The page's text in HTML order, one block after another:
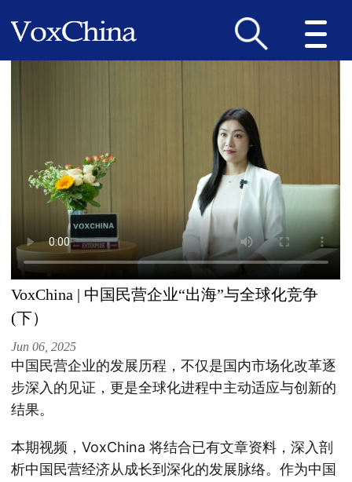
VoxChina | 中国民营企业“出海”与全球化竞争
(下）
Jun 06, 2025
中国民营企业的发展历程，不仅是国内市场化改革逐
步深入的见证，更是全球化进程中主动适应与创新的
结果。
本期视频，VoxChina 将结合已有文章资料，深入剖
析中国民营经济从成长到深化的发展脉络。作为中国